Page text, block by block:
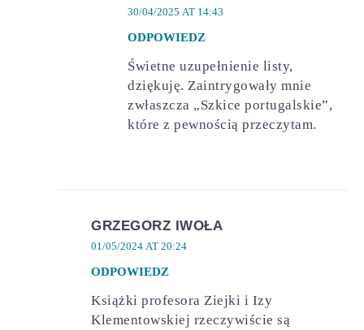
30/04/2025 AT 14:43
ODPOWIEDZ
Świetne uzupełnienie listy,
dziękuję. Zaintrygowały mnie
zwłaszcza „Szkice portugalskie”,
które z pewnością przeczytam.
GRZEGORZ IWOŁA
01/05/2024 AT 20:24
ODPOWIEDZ
Książki profesora Ziejki i Izy
Klementowskiej rzeczywiście są